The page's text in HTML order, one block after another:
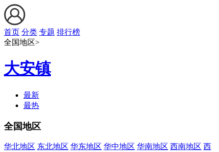
首页 分类 专题 排行榜
全国地区>
大安镇
最新
最热
全国地区
华北地区 东北地区 华东地区 华中地区 华南地区 西南地区 西